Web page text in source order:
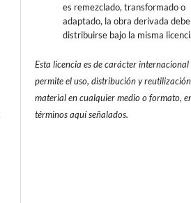
es remezclado, transformado o
adaptado, la obra derivada debe
distribuirse bajo la misma
Esta licencia es de carácter internacional
permite el uso, distribución y
material en cualquier medio o formato,
términos aquí señalados.